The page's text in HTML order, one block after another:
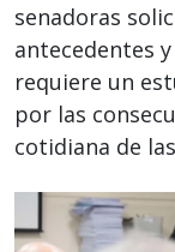
senadoras
antecedentes
requiere un
por las
cotidiana de